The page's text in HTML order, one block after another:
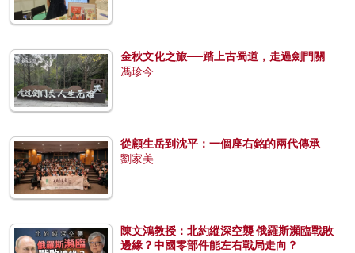
金秋文化之旅──踏上古蜀道，走過劍門關
馮珍今
從顧生岳到沈平：一個座右銘的兩代傳承
劉家美
陳文鴻教授：北約縱深空襲 俄羅斯瀕臨戰敗
邊緣？中國零部件能左右戰局走向？